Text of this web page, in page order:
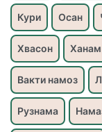
Кури Осан
Хвасон Ханам
Вакти намоз
Рузнама